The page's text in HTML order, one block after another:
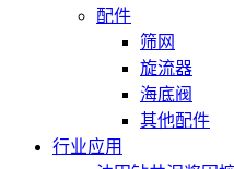
配件
筛网
旋流器
海底阀
其他配件
行业应用